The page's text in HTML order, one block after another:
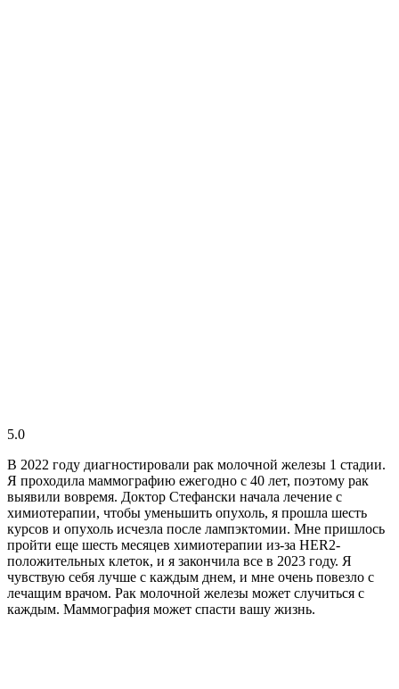
5.0
В 2022 году диагностировали рак молочной железы 1 стадии.
Я проходила маммографию ежегодно с 40 лет, поэтому рак
выявили вовремя. Доктор Стефански начала лечение с
химиотерапии, чтобы уменьшить опухоль, я прошла шесть
курсов и опухоль исчезла после лампэктомии. Мне пришлось
пройти еще шесть месяцев химиотерапии из-за HER2-
положительных клеток, и я закончила все в 2023 году. Я
чувствую себя лучше с каждым днем, и мне очень повезло с
лечащим врачом. Рак молочной железы может случиться с
каждым. Маммография может спасти вашу жизнь.